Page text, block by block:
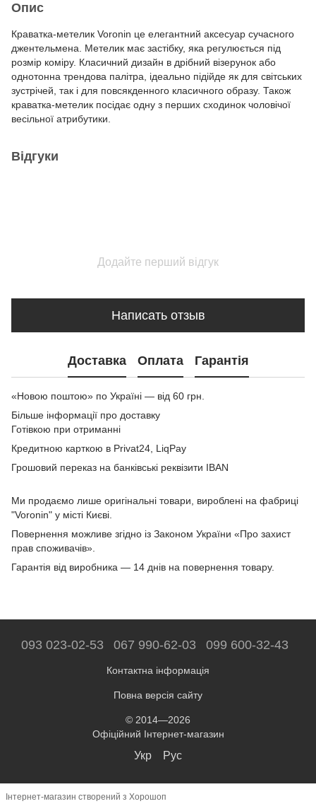
Опис
Краватка-метелик Voronin це елегантний аксесуар сучасного
джентельмена. Метелик має застібку, яка регулюється під
розмір коміру. Класичний дизайн в дрібний візерунок або
однотонна трендова палітра, ідеально підійде як для світських
зустрічей, так і для повсякденного класичного образу. Також
краватка-метелик посідає одну з перших сходинок чоловічої
весільної атрибутики.
Відгуки
Додайте перший відгук
Написать отзыв
Доставка Оплата Гарантія
«Новою поштою» по Україні — від 60 грн.
Більше інформації про доставку
Готівкою при отриманні
Кредитною карткою в Privat24, LiqPay
Грошовий переказ на банківські реквізити IBAN
Ми продаємо лише оригінальні товари, вироблені на фабриці
"Voronin" у місті Києві.
Повернення можливе згідно із Законом України «Про захист
прав споживачів».
Гарантія від виробника — 14 днів на повернення товару.
093 023-02-53 067 990-62-03 099 600-32-43
Контактна інформація
Повна версія сайту
© 2014—2026
Офіційний Інтернет-магазин
Укр Рус
Інтернет-магазин створений з Хорошоп